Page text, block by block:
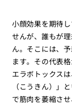
小顔効果を期待
せんが、誰もが
ん。そこには、
ます。その代表
エラボトックス
（こうきん）」
で筋肉を萎縮さ